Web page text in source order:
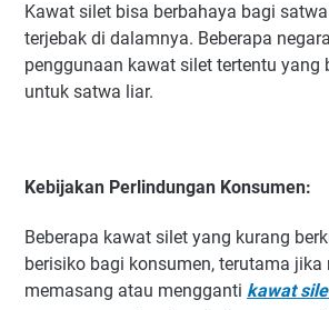
Kawat silet bisa berbahaya bagi
terjebak di dalamnya. Beberapa
penggunaan kawat silet tertentu yang
untuk satwa liar.
Kebijakan Perlindungan Konsumen:
Beberapa kawat silet yang kurang
berisiko bagi konsumen, terutama jika
memasang atau mengganti kawat